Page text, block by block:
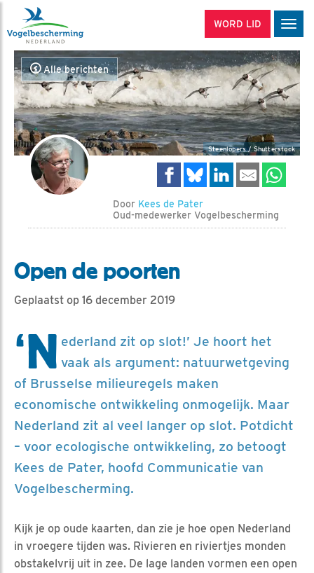
WORD LID
Alle berichten
Steenlopers / Shutterstock
Door Kees de Pater
Oud-medewerker Vogelbescherming
Open de poorten
Geplaatst op 16 december 2019
‘N ederland zit op slot!’ Je hoort het
vaak als argument: natuurwetgeving
of Brusselse milieuregels maken
economische ontwikkeling onmogelijk. Maar
Nederland zit al veel langer op slot. Potdicht
– voor ecologische ontwikkeling, zo betoogt
Kees de Pater, hoofd Communicatie van
Vogelbescherming.
Kijk je op oude kaarten, dan zie je hoe open Nederland
in vroegere tijden was. Rivieren en riviertjes monden
obstakelvrij uit in zee. De lage landen vormen een open